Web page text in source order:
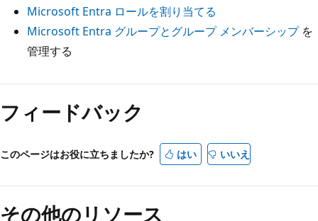
Microsoft Entra ロールを割り当てる
Microsoft Entra グループとグループ メンバーシップを
管理する
フィードバック
このページはお役に立ちましたか? はい いいえ
その他のリソース